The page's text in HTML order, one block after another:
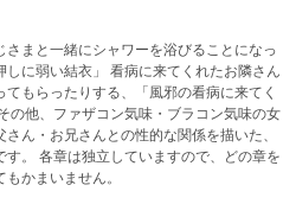
さまと一緒にシャワーを浴びることになっ
看病に来てくれたお隣さん
てもらったりする、「風邪の看病に来てく
ん・お兄さんとの性的な関係を描いた、
、どの章を
かまいません。